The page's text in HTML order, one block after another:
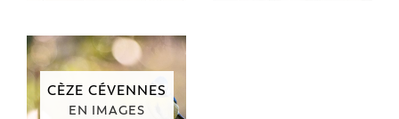
CÈZE CÉVENNES
EN IMAGES